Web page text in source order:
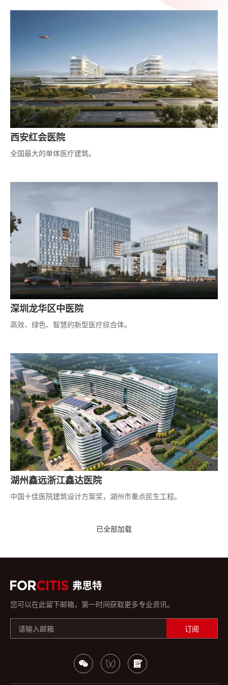
西安红会医院
全国最大的单体医疗建筑。
深圳龙华区中医院
高效、绿色、智慧的新型医疗综合体。
湖州鑫远浙江鑫达医院
中国十佳医院建筑设计方案奖，湖州市重点民生工程。
已全部加载
您可以在此留下邮箱，第一时间获取更多专业资讯。
订阅